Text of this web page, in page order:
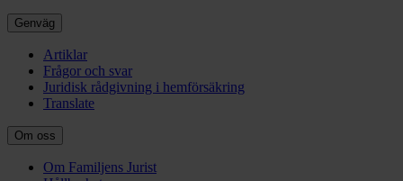
Genväg
Artiklar
Frågor och svar
Juridisk rådgivning i hemförsäkring
Translate
Om oss
Om Familjens Jurist